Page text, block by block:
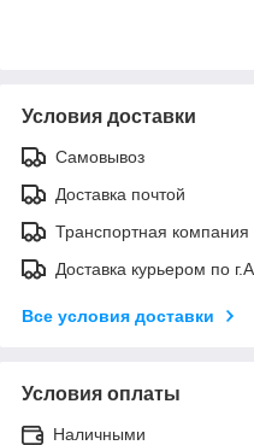
Условия доставки
Самовывоз
Доставка почтой
Транспортная компания
Доставка курьером по
Все условия доставки
Условия оплаты
Наличными